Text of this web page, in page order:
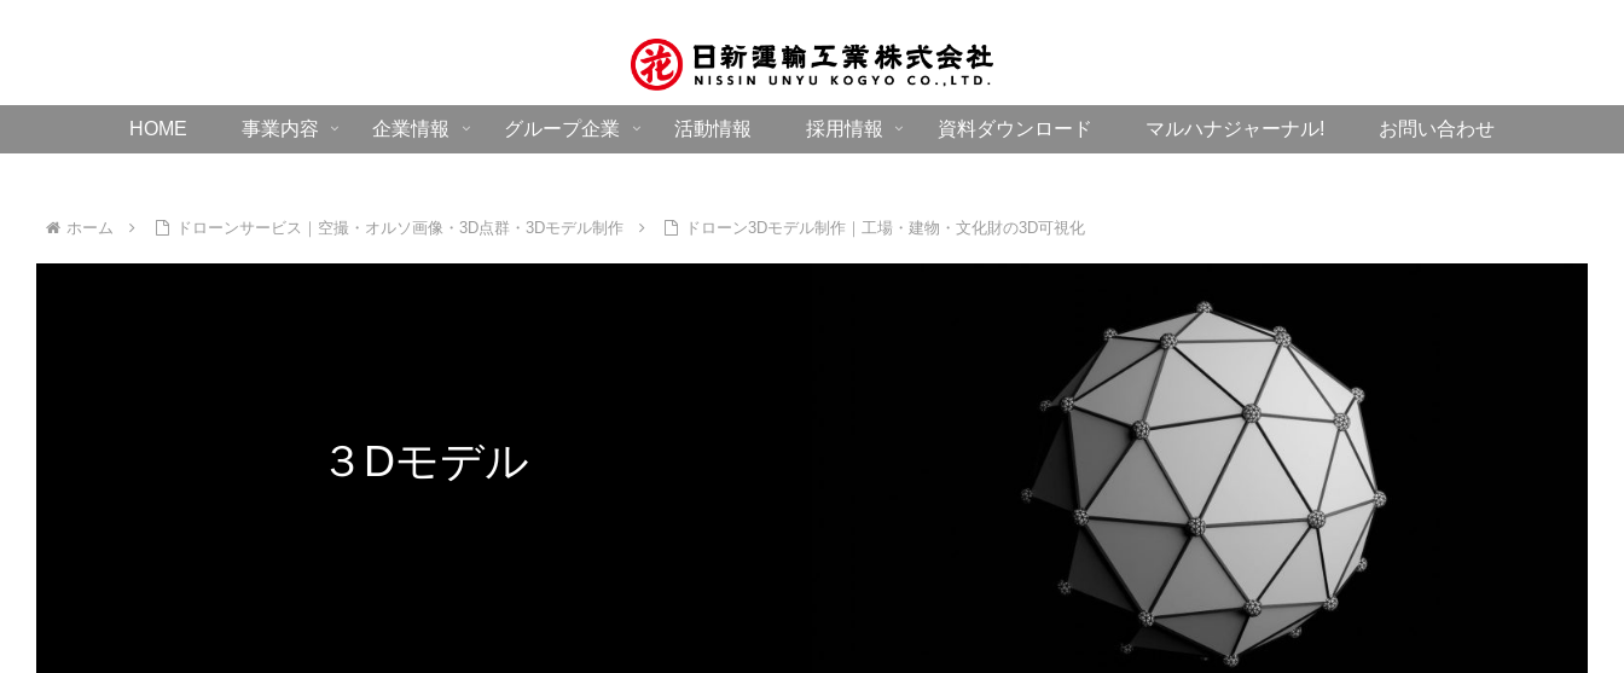
HOME 事業内容 企業情報 グループ企業 活動情報 採用情報 資料ダウンロード マルハナジャーナル! お問い合わせ
ホーム ドローンサービス｜空撮・オルソ画像・3D点群・3Dモデル制作 ドローン3Dモデル制作｜工場・建物・文化財の3D可視化
３Dモデル